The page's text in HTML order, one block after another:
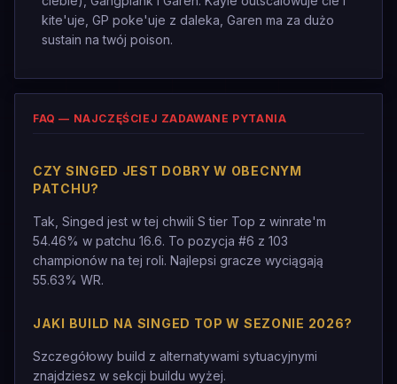
kite'uje, GP poke'uje z daleka, Garen ma za dużo
sustain na twój poison.
FAQ — NAJCZĘŚCIEJ ZADAWANE PYTANIA
CZY SINGED JEST DOBRY W OBECNYM
PATCHU?
Tak, Singed jest w tej chwili S tier Top z winrate'm
54.46% w patchu 16.6. To pozycja #6 z 103
championów na tej roli. Najlepsi gracze wyciągają
55.63% WR.
JAKI BUILD NA SINGED TOP W SEZONIE 2026?
Szczegółowy build z alternatywami sytuacyjnymi
znajdziesz w sekcji buildu wyżej.